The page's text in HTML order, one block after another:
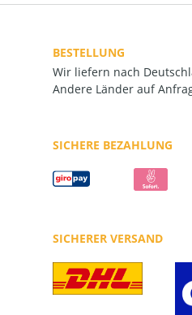
BESTELLUNG
Wir liefern nach
Andere Länder auf
SICHERE BEZAHLUNG
SICHERER VERSAND